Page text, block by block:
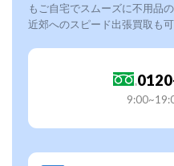
もご自宅でスムーズに不用品
近郊へのスピード出張買取も可